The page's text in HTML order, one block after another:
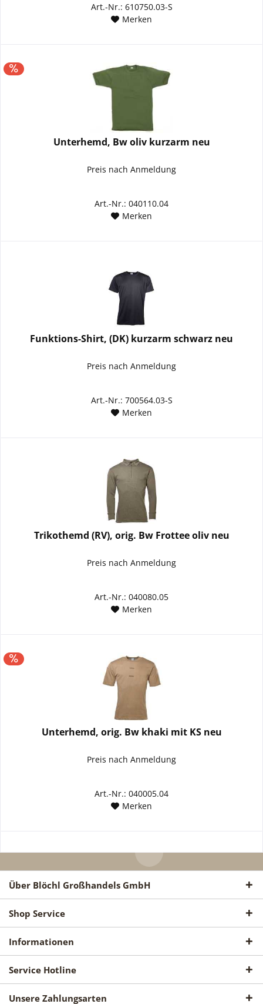
Art.-Nr.: 610750.03-S
Merken
Unterhemd, Bw oliv kurzarm neu
Preis nach Anmeldung
Art.-Nr.: 040110.04
Merken
Funktions-Shirt, (DK) kurzarm schwarz neu
Preis nach Anmeldung
Art.-Nr.: 700564.03-S
Merken
Trikothemd (RV), orig. Bw Frottee oliv neu
Preis nach Anmeldung
Art.-Nr.: 040080.05
Merken
Unterhemd, orig. Bw khaki mit KS neu
Preis nach Anmeldung
Art.-Nr.: 040005.04
Merken
Über Blöchl Großhandels GmbH
Shop Service
Informationen
Service Hotline
Unsere Zahlungsarten